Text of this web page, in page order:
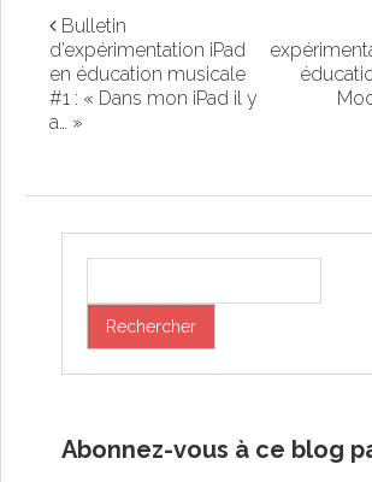
Bulletin
d’expérimentation iPad
en éducation musicale
#1 : « Dans mon iPad il y
a… »
Abonnez-vous à ce blog